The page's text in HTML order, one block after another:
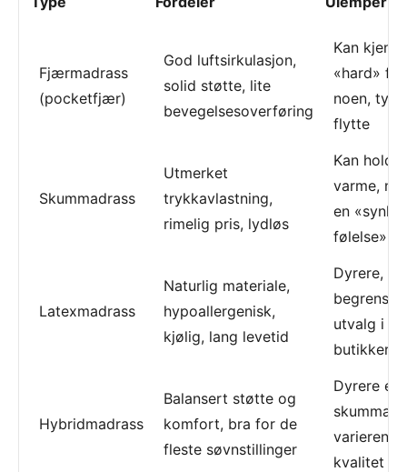
Fjærmadrass
(pocketfjær)
God luftsirkulasjon,
solid støtte, lite
bevegelsesoverføring
Kan
«hard» for
noen,
flytte
Skummadrass
Utmerket
trykkavlastning,
rimelig pris, lydløs
Kan holde
varme,
en
følelse»
Latexmadrass
Naturlig materiale,
hypoallergenisk,
kjølig, lang levetid
Dyrere,
begrenset
utvalg i
butikker
Hybridmadrass
Balansert støtte og
komfort, bra for de
fleste søvnstillinger
Dyrere
varierende
kvalitet